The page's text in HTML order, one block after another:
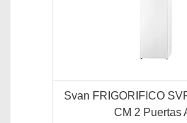
Svan FRIGORIFICO
CM 2 Puertas